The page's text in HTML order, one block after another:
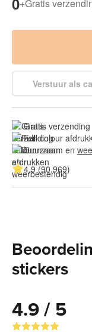
+Gratis
Verstuur als
Gratis verzending
Full colour
Duurzaam en
4.9 (90.969)
stickers
4.9 / 5